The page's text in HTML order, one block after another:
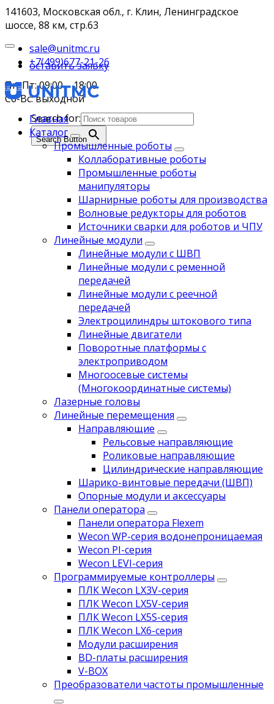
141603, Московская обл., г. Клин, Ленинградское
шоссе, 88 км, стр.63
sale@unitmc.ru
+7(499)677-21-26
Пн-Пт: 09:00 – 18:00
Сб-Вс: выходной
Search for:
Search Button
оставить заявку
Главная
Каталог
Промышленные роботы
Коллаборативные роботы
Промышленные роботы
манипуляторы
Шарнирные роботы для производства
Волновые редукторы для роботов
Источники сварки для роботов и ЧПУ
Линейные модули
Линейные модули с ШВП
Линейные модули с ременной
передачей
Линейные модули с реечной
передачей
Электроцилиндры штокового типа
Линейные двигатели
Поворотные платформы с
электроприводом
Многоосевые системы
(Многокоординатные системы)
Лазерные головы
Линейные перемещения
Направляющие
Рельсовые направляющие
Роликовые направляющие
Цилиндрические направляющие
Шарико-винтовые передачи (ШВП)
Опорные модули и аксессуары
Панели оператора
Панели оператора Flexem
Wecon WP-серия водонепроницаемая
Wecon PI-серия
Wecon LEVI-серия
Программируемые контроллеры
ПЛК Wecon LX3V-серия
ПЛК Wecon LX5V-серия
ПЛК Wecon LX5S-серия
ПЛК Wecon LX6-серия
Модули расширения
BD-платы расширения
V-BOX
Преобразователи частоты промышленные